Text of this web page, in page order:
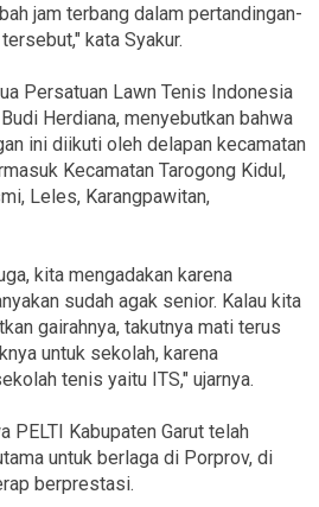
jam terbang dalam pertandingan-
kata Syakur.
Persatuan Lawn Tenis Indonesia
Herdiana, menyebutkan bahwa
ini diikuti oleh delapan kecamatan
Kecamatan Tarogong Kidul,
Leles, Karangpawitan,
kita mengadakan karena
sudah agak senior. Kalau kita
gairahnya, takutnya mati terus
untuk sekolah, karena
tenis yaitu ITS," ujarnya.
PELTI Kabupaten Garut telah
untuk berlaga di Porprov, di
berprestasi.